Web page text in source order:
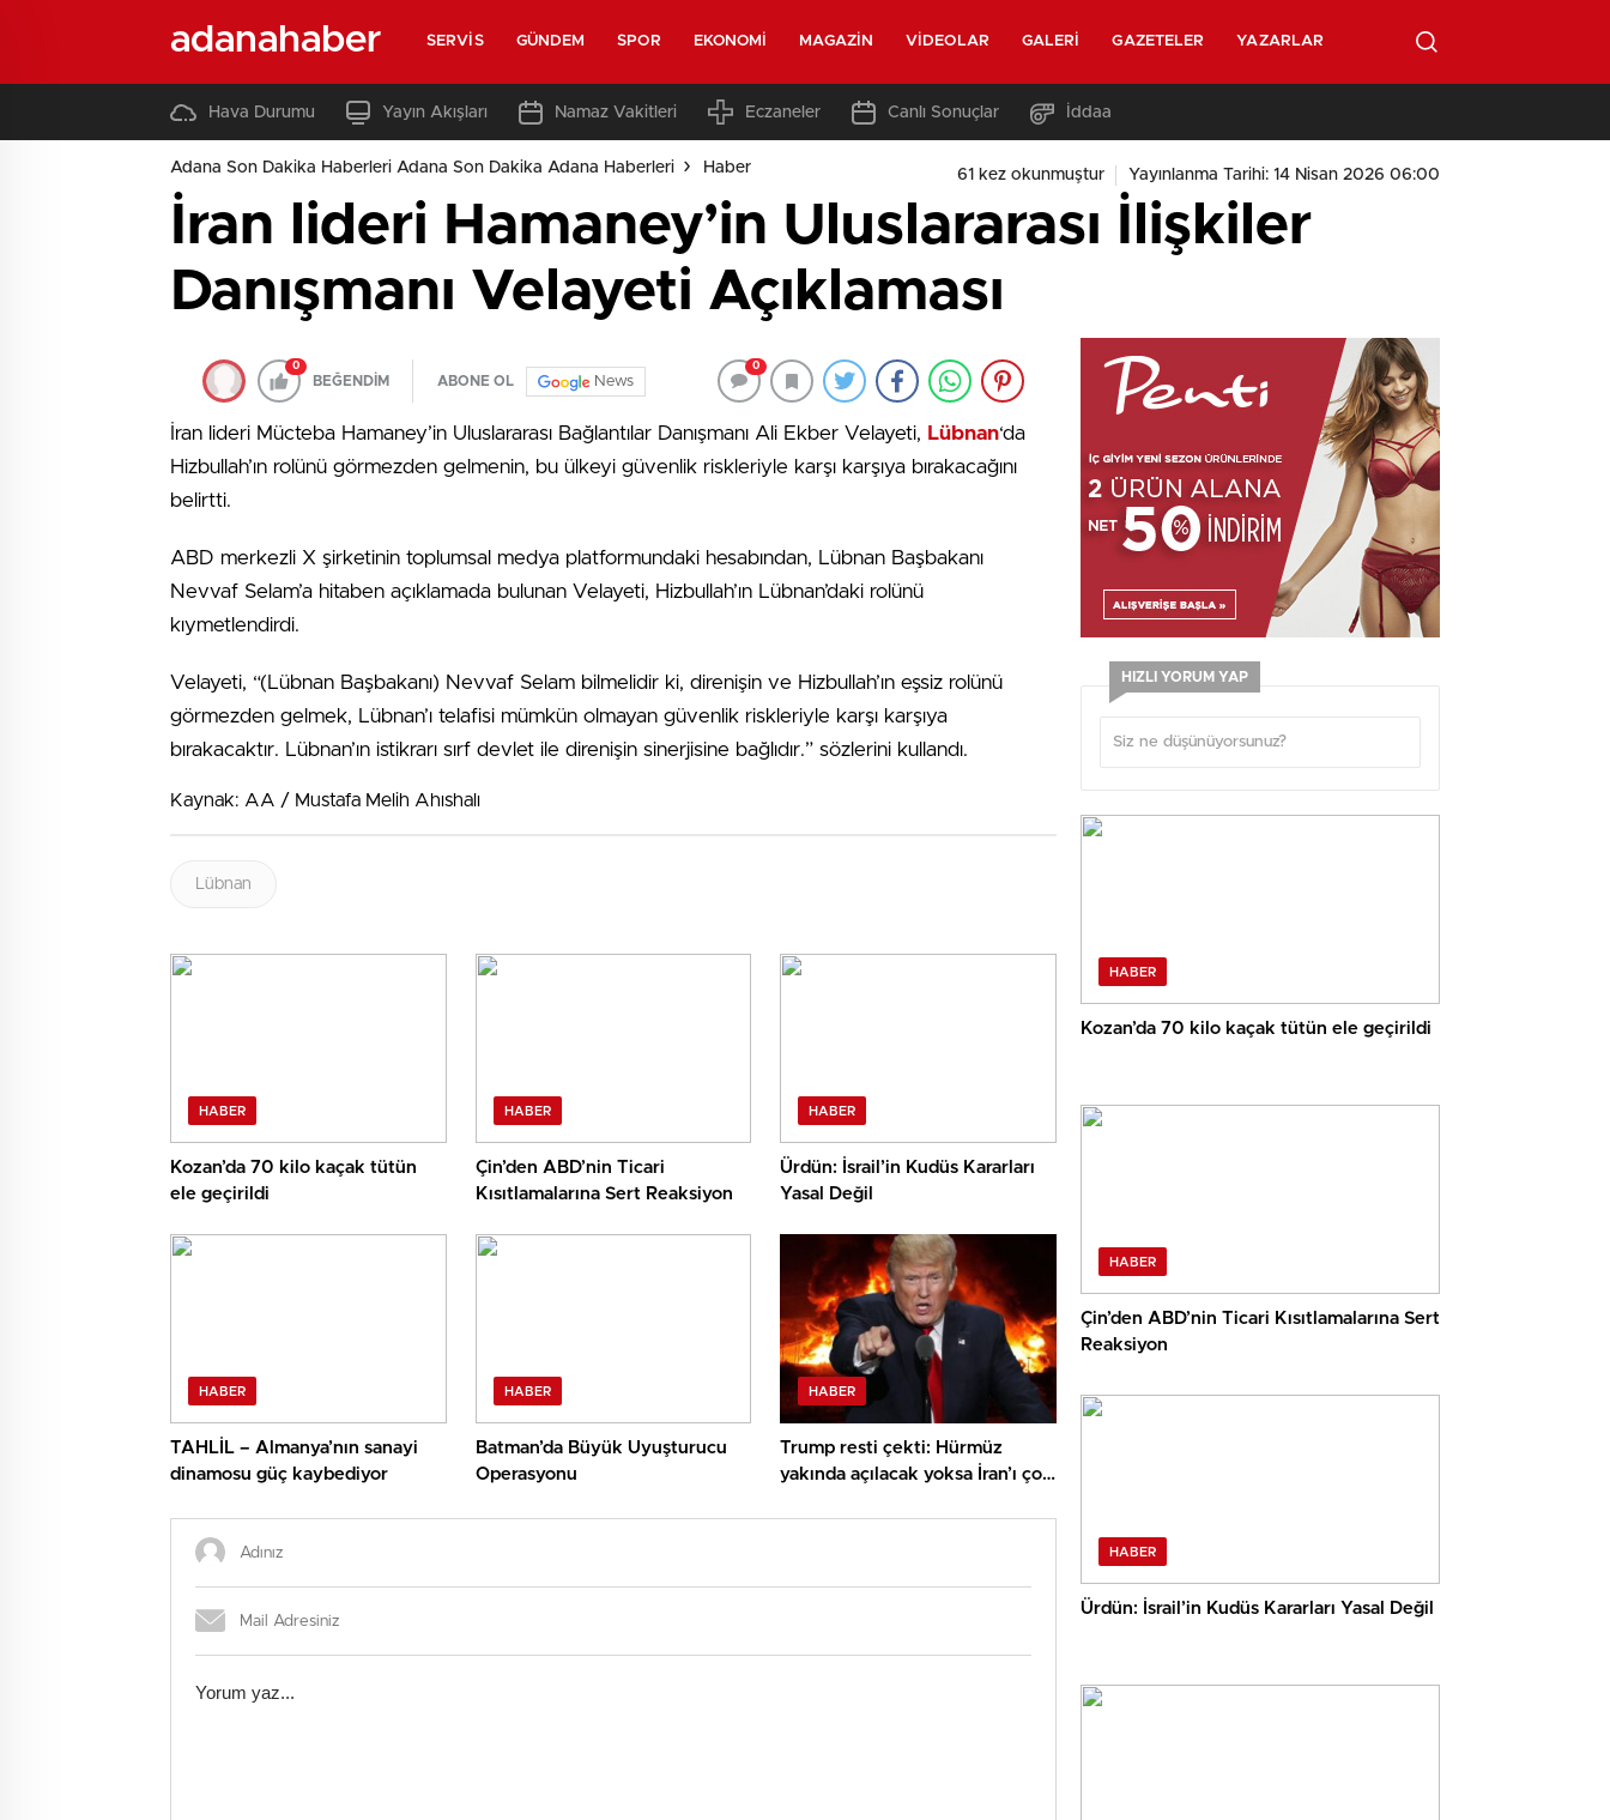
adanahaber SERVIS GÜNDEM SPOR EKONOMI MAGAZIN VIDEOLAR GALERI GAZETELER YAZARLAR
Hava Durumu Yayın Akışları Namaz Vakitleri Eczaneler Canlı Sonuçlar İddaa
Adana Son Dakika Haberleri Adana Son Dakika Adana Haberleri Haber 61 kez okunmuştur Yayınlanma Tarihi: 14 Nisan 2026 06:00
İran lideri Hamaney’in Uluslararası İlişkiler
Danışmanı Velayeti Açıklaması
0
BEĞENDİM ABONE OL News
0
İran lideri Mücteba Hamaney’in Uluslararası Bağlantılar Danışmanı Ali Ekber Velayeti, Lübnan‘da
Hizbullah’ın rolünü görmezden gelmenin, bu ülkeyi güvenlik riskleriyle karşı karşıya bırakacağını
belirtti.
ABD merkezli X şirketinin toplumsal medya platformundaki hesabından, Lübnan Başbakanı
Nevvaf Selam’a hitaben açıklamada bulunan Velayeti, Hizbullah’ın Lübnan’daki rolünü
kıymetlendirdi.
Velayeti, “(Lübnan Başbakanı) Nevvaf Selam bilmelidir ki, direnişin ve Hizbullah’ın eşsiz rolünü
görmezden gelmek, Lübnan’ı telafisi mümkün olmayan güvenlik riskleriyle karşı karşıya
bırakacaktır. Lübnan’ın istikrarı sırf devlet ile direnişin sinerjisine bağlıdır.” sözlerini kullandı.
Kaynak: AA / Mustafa Melih Ahıshalı
Lübnan
HABER
Kozan’da 70 kilo kaçak tütün
ele geçirildi
HABER
Çin’den ABD’nin Ticari
Kısıtlamalarına Sert Reaksiyon
HABER
Ürdün: İsrail’in Kudüs Kararları
Yasal Değil
HABER
TAHLİL – Almanya’nın sanayi
dinamosu güç kaybediyor
HABER
Batman’da Büyük Uyuşturucu
Operasyonu
HABER
Trump resti çekti: Hürmüz
yakında açılacak yoksa İran’ı çok
HIZLI YORUM YAP
HABER
Kozan’da 70 kilo kaçak tütün ele geçirildi
HABER
Çin’den ABD’nin Ticari Kısıtlamalarına Sert
Reaksiyon
HABER
Ürdün: İsrail’in Kudüs Kararları Yasal Değil